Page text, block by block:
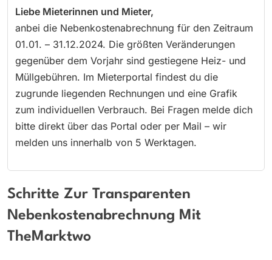
Liebe Mieterinnen und Mieter,
anbei die Nebenkostenabrechnung für den Zeitraum
01.01. – 31.12.2024. Die größten Veränderungen
gegenüber dem Vorjahr sind gestiegene Heiz- und
Müllgebühren. Im Mieterportal findest du die
zugrunde liegenden Rechnungen und eine Grafik
zum individuellen Verbrauch. Bei Fragen melde dich
bitte direkt über das Portal oder per Mail – wir
melden uns innerhalb von 5 Werktagen.
Schritte Zur Transparenten
Nebenkostenabrechnung Mit
TheMarktwo